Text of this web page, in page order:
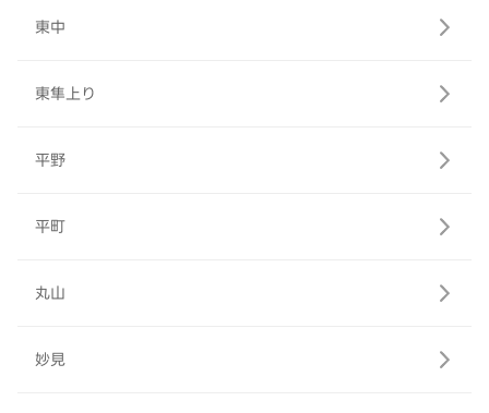
東中
東隼上り
平野
平町
丸山
妙見